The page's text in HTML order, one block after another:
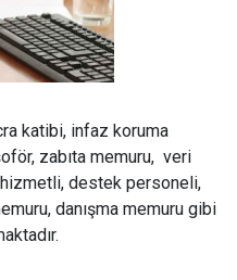
katibi, infaz koruma
zabıta memuru, veri
destek personeli,
danışma memuru gibi